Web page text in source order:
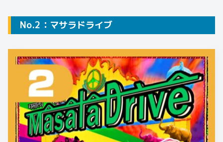
No.2：マサラドライブ